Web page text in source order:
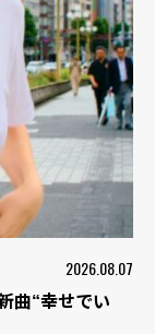
2026.08.07
曲“幸せでい